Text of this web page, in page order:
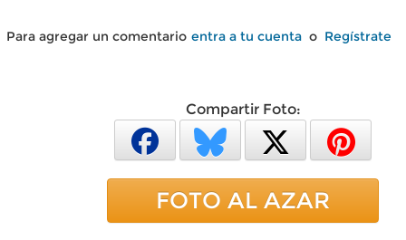
Para agregar un comentario entra a tu cuenta o Regístrate
Compartir Foto:
FOTO AL AZAR